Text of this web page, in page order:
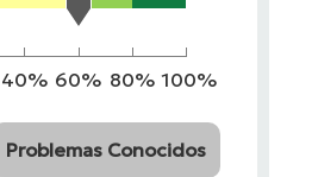
40% 60% 80% 100%
Problemas Conocidos